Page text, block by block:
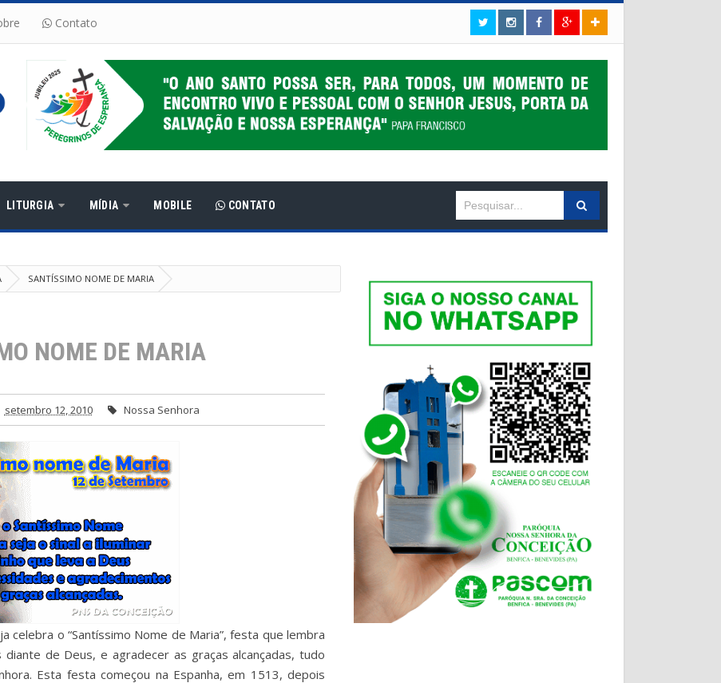
Contato
LITURGIA MÍDIA MOBILE CONTATO
SANTÍSSIMO NOME DE MARIA
NOME DE MARIA
setembro 12, 2010 Nossa Senhora
o “Santíssimo Nome de Maria”, festa que lembra
de Deus, e agradecer as graças alcançadas, tudo
Esta festa começou na Espanha, em 1513, depois